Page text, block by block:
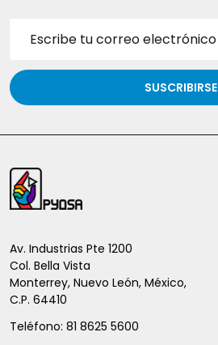
correo
electrónico
SUSCRIBIRSE
Inicio
del
de
página
Av. Industrias Pte 1200
Col. Bella Vista
Monterrey, Nuevo León, México,
C.P. 64410
Teléfono: 81 8625 5600